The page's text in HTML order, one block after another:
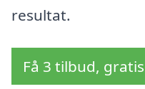
resultat.
Få 3 tilbud,